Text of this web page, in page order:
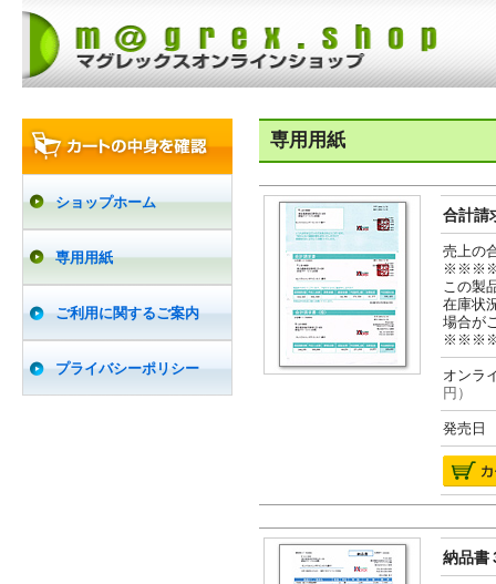
ショップホーム
専用用紙
ご利用に関するご案内
プライバシーポリシー
専用用紙
合計請
売上の
この製
在庫状
場合が
オン
円）
発売日
納品書